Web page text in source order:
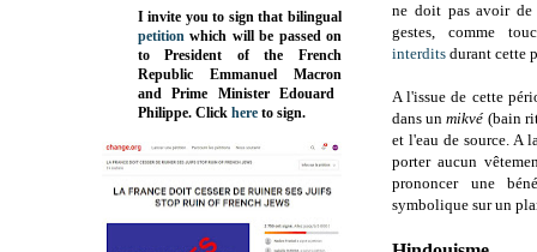
ne doit pas avoir de
gestes, comme
interdits durant cette
A l'issue de cette
dans unmikvé (bain
et l'eau de source. A
porter aucun
prononcer une
symbolique sur un
I invite you to sign that bilingual
petition which will be passed on
to President of the French
Republic Emmanuel Macron
and Prime MinisterEdouard
Philippe. Click here to sign.